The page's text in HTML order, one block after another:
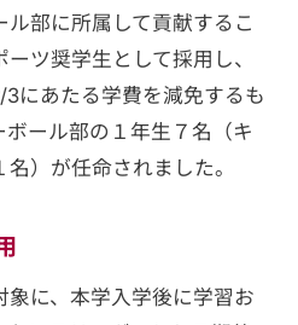
部に所属して貢献するこ
ツ奨学生として採用し、
にあたる学費を減免するも
ール部の１年生７名（キ
）が任命されました。
に、本学入学後に学習お